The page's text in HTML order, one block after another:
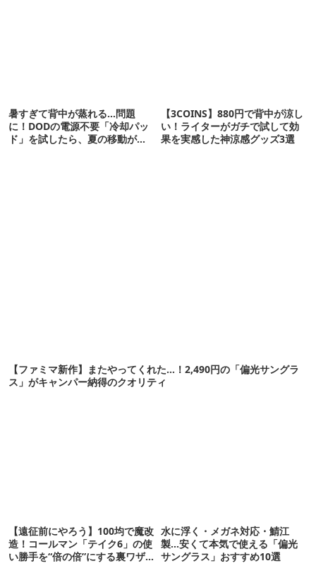
暑すぎて背中が蒸れる…問題
に！DODの電源不要「冷却パッ
ド」を試したら、夏の移動がラ
【3COINS】880円で背中が涼し
い！ライターがガチで試して効
果を実感した神涼感グッズ3選
【ファミマ新作】またやってくれた…！2,490円の「偏光サングラ
ス」がキャンパー納得のクオリティ
【遠征前にやろう】100均で魔改
造！コールマン「テイク6」の使
い勝手を“倍の倍”にする裏ワザ6
水に浮く・メガネ対応・鯖江
製…安くて本気で使える「偏光
サングラス」おすすめ10選